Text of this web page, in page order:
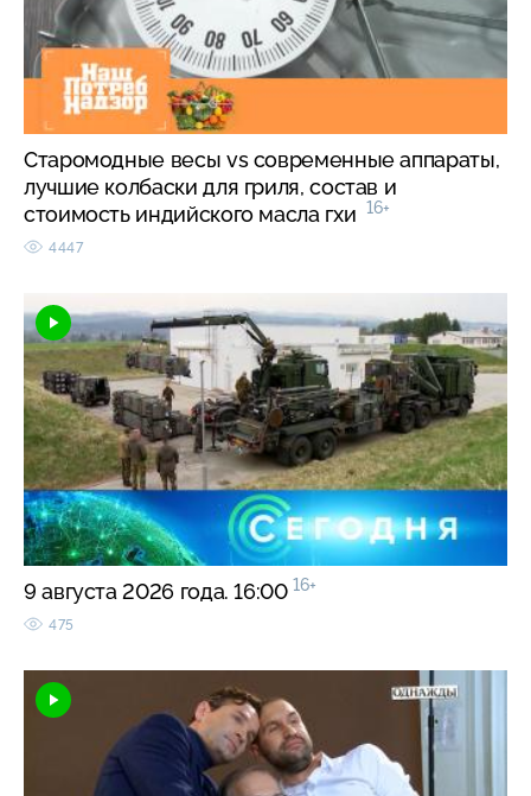
Старомодные весы vs современные аппараты,
лучшие колбаски для гриля, состав и
стоимость индийского масла гхи 16+
4447
9 августа 2026 года. 16:00 16+
475